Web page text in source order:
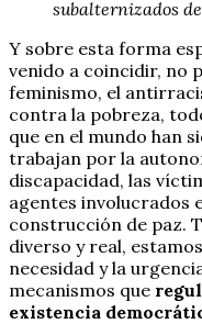
subalternizados
Y sobre esta forma
venido a coincidir, no
feminismo, el
contra la pobreza,
que en el mundo han
trabajan por la
discapacidad, las
agentes involucrados
construcción de paz.
diverso y real,
necesidad y la
mecanismos que
existencia